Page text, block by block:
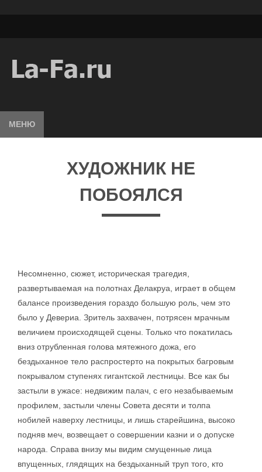
МЕНЮ
ХУДОЖНИК НЕ
ПОБОЯЛСЯ
Несомненно, сюжет, историческая трагедия,
развертываемая на полотнах Делакруа, играет в общем
балансе произведения гораздо большую роль, чем это
было у Девериа. Зритель захвачен, потрясен мрачным
величием происходящей сцены. Только что покатилась
вниз отрубленная голова мятежного дожа, его
бездыханное тело распростерто на покрытых багровым
покрывалом ступенях гигантской лестницы. Все как бы
застыли в ужасе: недвижим палач, с его незабываемым
профилем, застыли члены Совета десяти и толпа
нобилей наверху лестницы, и лишь старейшина, высоко
подняв меч, возвещает о совершении казни и о допуске
народа. Справа внизу мы видим смущенные лица
впущенных, глядящих на бездыханный труп того, кто